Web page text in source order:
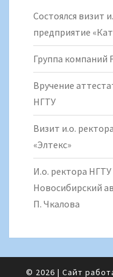
Состоялся визит
предприятие
Группа компаний
Вручение
НГТУ
Визит и.о.
«Элтекс»
И.о. ректора
Новосибирский
П. Чкалова
© 2026 | Сайт